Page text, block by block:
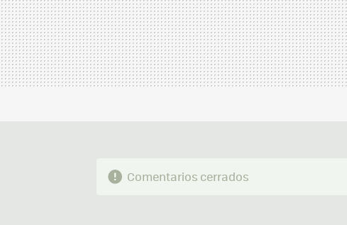
Comentarios cerrados